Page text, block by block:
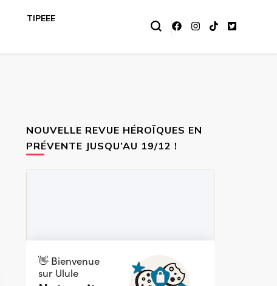
TIPEEE
NOUVELLE REVUE HÉROÏQUES EN
PRÉVENTE JUSQU’AU 19/12 !